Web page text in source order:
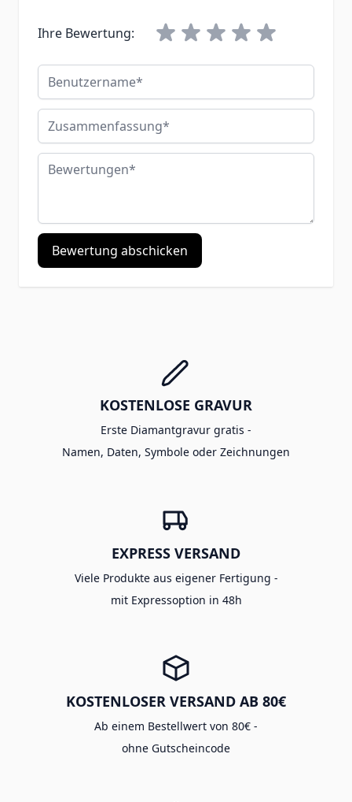
Ihre Bewertung:
Benutzername
Zusammenfassung
Bewertungen
Bewertung abschicken
KOSTENLOSE GRAVUR
Erste Diamantgravur gratis -
Namen, Daten, Symbole oder Zeichnungen
EXPRESS VERSAND
Viele Produkte aus eigener Fertigung -
mit Expressoption in 48h
KOSTENLOSER VERSAND AB 80€
Ab einem Bestellwert von 80€ -
ohne Gutscheincode